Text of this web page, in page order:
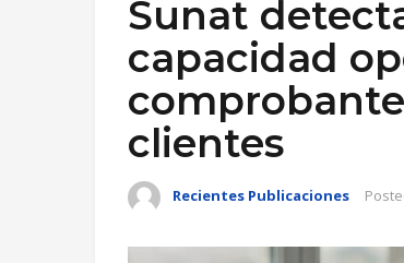
Sunat
capacidad
clientes
Recientes Publicaciones